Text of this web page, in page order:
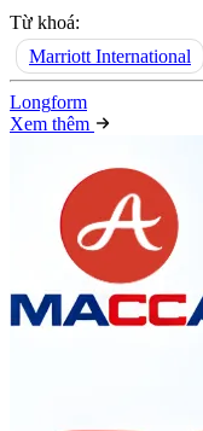
Từ khoá:
Marriott International
Longform
Xem thêm